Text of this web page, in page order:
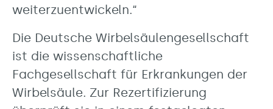
weiterzuentwickeln.“
Die Deutsche Wirbelsäulengesellschaft
ist die wissenschaftliche
Fachgesellschaft für Erkrankungen der
Wirbelsäule. Zur Rezertifizierung